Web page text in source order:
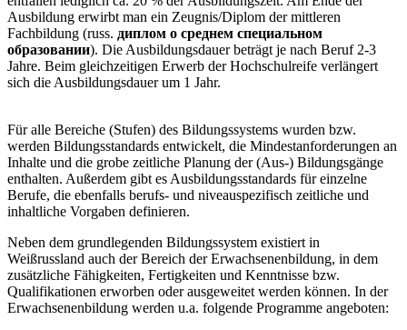
Ausbildung erwirbt man ein Zeugnis/Diplom der mittleren
Fachbildung (russ. диплом о среднем специальном
образовании). Die Ausbildungsdauer beträgt je nach Beruf 2-3
Jahre. Beim gleichzeitigen Erwerb der Hochschulreife verlängert
sich die Ausbildungsdauer um 1 Jahr.
Für alle Bereiche (Stufen) des Bildungssystems wurden bzw.
werden Bildungsstandards entwickelt, die Mindestanforderungen an
Inhalte und die grobe zeitliche Planung der (Aus-) Bildungsgänge
enthalten. Außerdem gibt es Ausbildungsstandards für einzelne
Berufe, die ebenfalls berufs- und niveauspezifisch zeitliche und
inhaltliche Vorgaben definieren.
Neben dem grundlegenden Bildungssystem existiert in
Weißrussland auch der Bereich der Erwachsenenbildung, in dem
zusätzliche Fähigkeiten, Fertigkeiten und Kenntnisse bzw.
Qualifikationen erworben oder ausgeweitet werden können. In der
Erwachsenenbildung werden u.a. folgende Programme angeboten: